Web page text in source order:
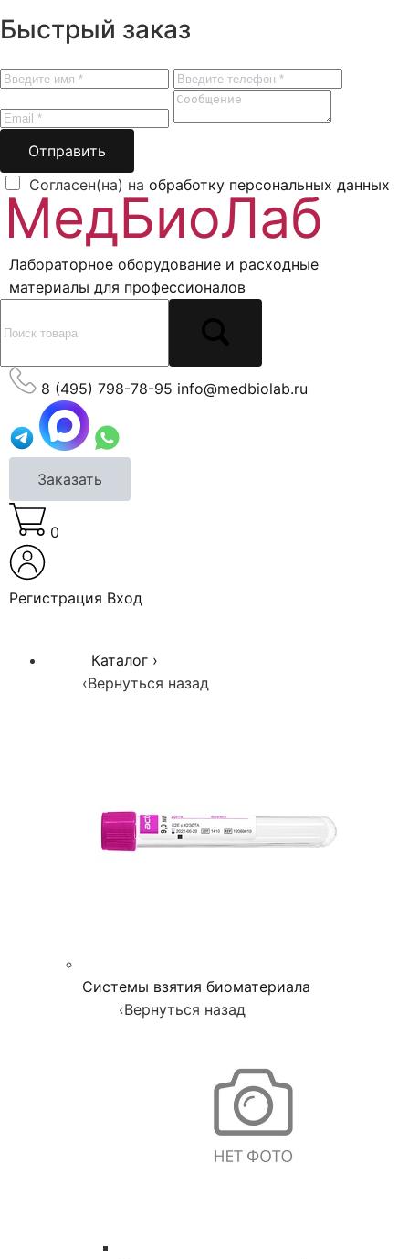
Быстрый заказ
Отправить
Согласен(на) на обработку персональных данных
Лабораторное оборудование и расходные
материалы для профессионалов
8 (495) 798-78-95 info@medbiolab.ru
Заказать
0
Регистрация Вход
Каталог ›
‹Вернуться назад
Системы взятия биоматериала
‹Вернуться назад